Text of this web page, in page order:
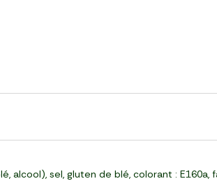
alcool), sel, gluten de blé, colorant : E160a,